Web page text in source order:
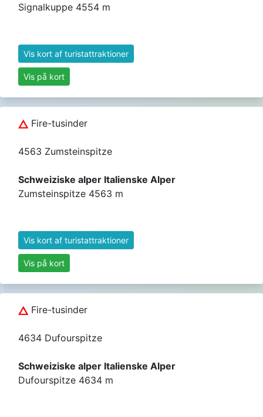
Signalkuppe 4554 m
Vis kort af turistattraktioner
Vis på kort
Fire-tusinder
4563 Zumsteinspitze
Schweiziske alper Italienske Alper
Zumsteinspitze 4563 m
Vis kort af turistattraktioner
Vis på kort
Fire-tusinder
4634 Dufourspitze
Schweiziske alper Italienske Alper
Dufourspitze 4634 m